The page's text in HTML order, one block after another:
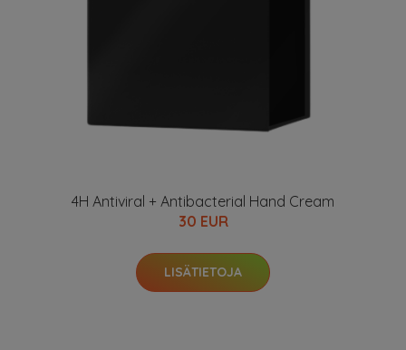
4H Antiviral + Antibacterial Hand Cream
30 EUR
LISÄTIETOJA